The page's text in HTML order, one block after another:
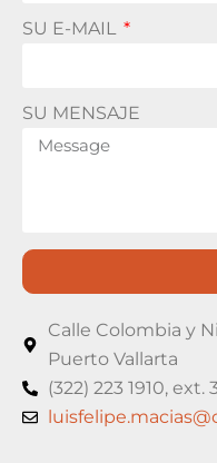
SU E-MAIL
SU MENSAJE
Calle Colombia y
Puerto Vallarta
(322) 223 1910, ext.